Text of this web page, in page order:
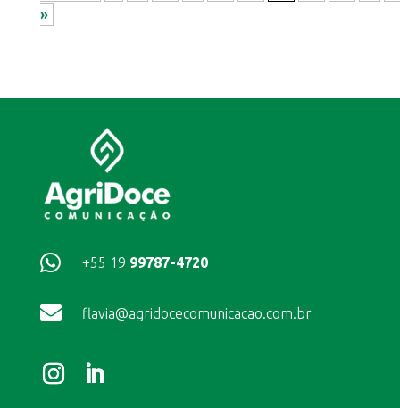
»
 +55 19 99787-4720
 flavia@agridocecomunicacao.com.br